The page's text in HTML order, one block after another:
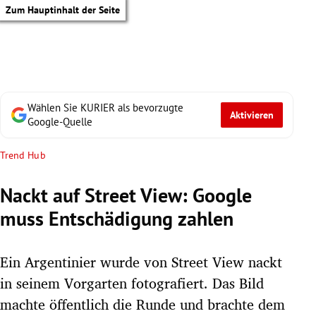
Zum Hauptinhalt der Seite
Untermenü
Wählen Sie KURIER als bevorzugte
Google-Quelle
Aktivieren
Trend Hub
Nackt auf Street View: Google
muss Entschädigung zahlen
Ein Argentinier wurde von Street View nackt
in seinem Vorgarten fotografiert. Das Bild
machte öffentlich die Runde und brachte dem